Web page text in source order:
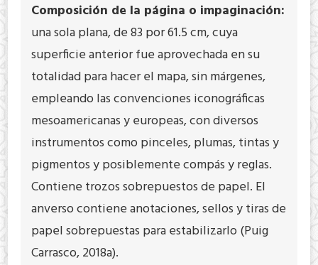
Composición de la página o impaginación:
una sola plana, de 83 por 61.5 cm, cuya
superficie anterior fue aprovechada en su
totalidad para hacer el mapa, sin márgenes,
empleando las convenciones iconográficas
mesoamericanas y europeas, con diversos
instrumentos como pinceles, plumas, tintas y
pigmentos y posiblemente compás y reglas.
Contiene trozos sobrepuestos de papel. El
anverso contiene anotaciones, sellos y tiras de
papel sobrepuestas para estabilizarlo (Puig
Carrasco, 2018a).